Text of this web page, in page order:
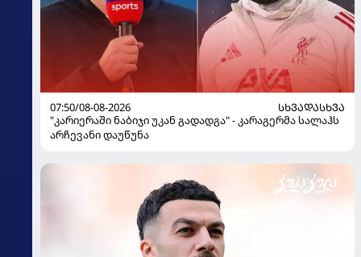
07:50/08-08-2026
ᲡᲮᲕᲐᲓᲐᲡᲮᲕᲐ
"კარიერაში ნაბიჯი უკან გადადგა" - კარაგერმა სალაჰს
არჩევანი დაუწუნა